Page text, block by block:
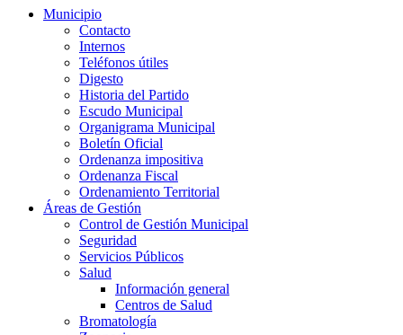
Municipio
Contacto
Internos
Teléfonos útiles
Digesto
Historia del Partido
Escudo Municipal
Organigrama Municipal
Boletín Oficial
Ordenanza impositiva
Ordenanza Fiscal
Ordenamiento Territorial
Áreas de Gestión
Control de Gestión Municipal
Seguridad
Servicios Públicos
Salud
Información general
Centros de Salud
Bromatología